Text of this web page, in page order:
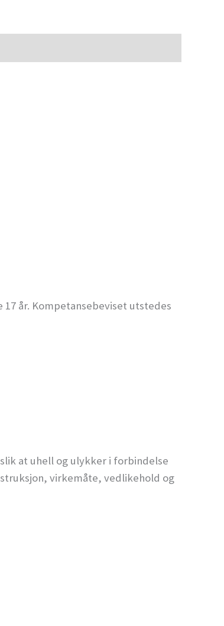
år. Kompetansebeviset utstedes
at uhell og ulykker i forbindelse
virkemåte, vedlikehold og